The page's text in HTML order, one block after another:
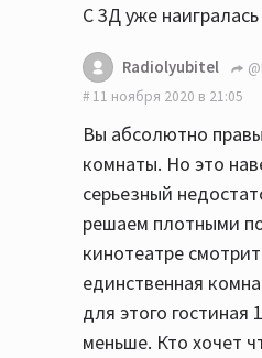
С 3Д уже
Radiolyubitel
11 ноября 2020 в 21:05
Вы абсолютно
комнаты. Но это
серьезный
решаем плотными
кинотеатре
единственная
для этого
меньше. Кто хочет